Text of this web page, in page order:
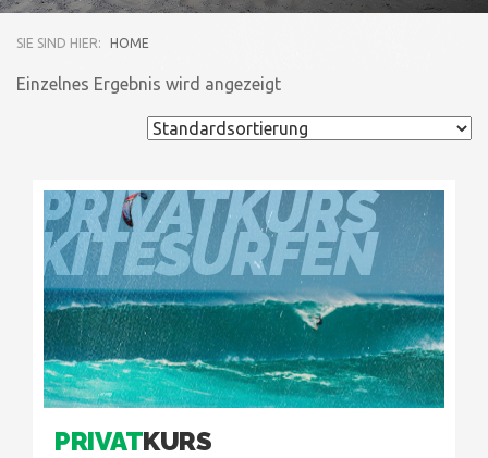
SIE SIND HIER: HOME
Einzelnes Ergebnis wird angezeigt
PRIVATKURS
KITESURFEN
PRIVATKURS